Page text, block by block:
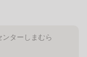
ターしまむら